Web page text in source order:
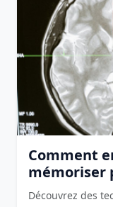
Comment
mémoriser
Découvrez des